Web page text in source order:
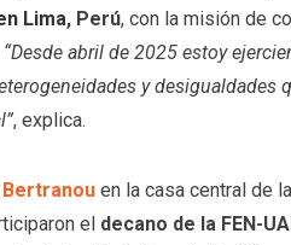
Lima, Perú, con la misión de
“Desde abril de 2025 estoy
y desigualdades
, explica.
Bertranou en la casa central de
el decano de la FEN-